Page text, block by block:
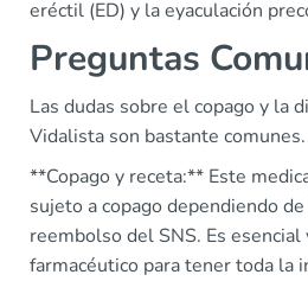
eréctil (ED) y la eyaculación
Preguntas
Las dudas sobre el copago y la
Vidalista son bastante comunes.
**Copago y receta:** Este
sujeto a copago dependiendo
reembolso del SNS. Es
farmacéutico para tener toda la